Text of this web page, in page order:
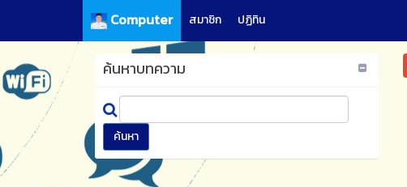
Computer สมาชิก ปฏิทิน
ค้นหาบทความ